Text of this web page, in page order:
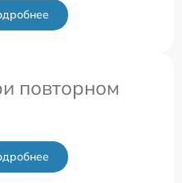
повторном